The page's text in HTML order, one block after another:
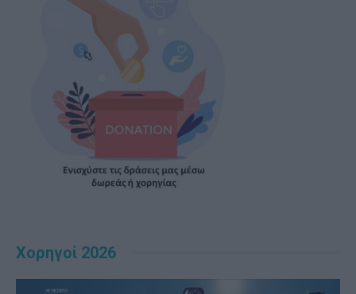
Χορηγοί 2026